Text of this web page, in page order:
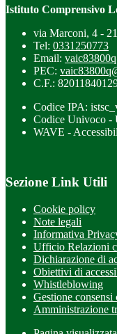
Istituto Comprensivo
via Marconi, 4 -
Tel: 0331250773
Email:
PEC:
C.F.:
Codice IPA:
Codice Univoco -
WAVE -
Sezione Link Utili
Cookie policy
Note legali
Informativa
Ufficio Relazioni
Dichiarazione di
Obiettivi di
Whistleblowing
Gestione consensi
Amministrazione